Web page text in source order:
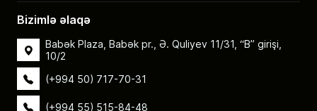
Bizimlə əlaqə
Babək Plaza, Babək pr., Ə. Quliyev 11/31, “B” girişi,
10/2
(+994 50) 717-70-31
(+994 55) 515-84-48